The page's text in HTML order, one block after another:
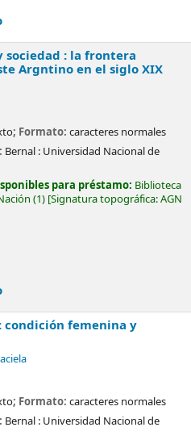
sociedad : la frontera
Argntino en el siglo XIX
; Formato: caracteres normales
Bernal : Universidad Nacional de
para préstamo: Biblioteca
(1) Signatura topográfica:AGN
condición femenina y
; Formato: caracteres normales
Bernal : Universidad Nacional de